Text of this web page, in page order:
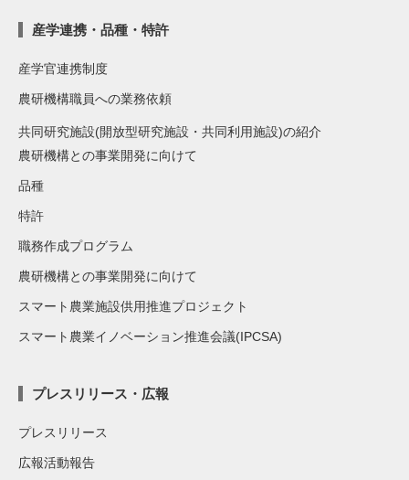
産学連携・品種・特許
産学官連携制度
農研機構職員への業務依頼
共同研究施設(開放型研究施設・共同利用施設)の紹介
農研機構との事業開発に向けて
品種
特許
職務作成プログラム
農研機構との事業開発に向けて
スマート農業施設供用推進プロジェクト
スマート農業イノベーション推進会議(IPCSA)
プレスリリース・広報
プレスリリース
広報活動報告